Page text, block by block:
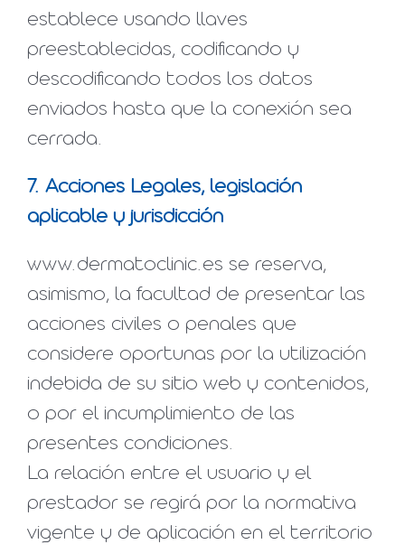
establece usando llaves
preestablecidas, codificando y
descodificando todos los datos
enviados hasta que la conexión sea
cerrada.
7. Acciones Legales, legislación
aplicable y jurisdicción
www.dermatoclinic.es se reserva,
asimismo, la facultad de presentar las
acciones civiles o penales que
considere oportunas por la utilización
indebida de su sitio web y contenidos,
o por el incumplimiento de las
presentes condiciones.
La relación entre el usuario y el
prestador se regirá por la normativa
vigente y de aplicación en el territorio